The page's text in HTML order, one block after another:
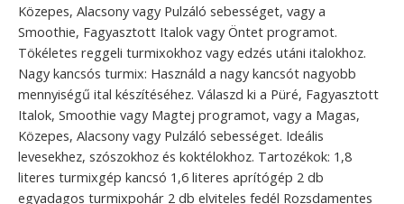
Közepes, Alacsony vagy Pulzáló sebességet, vagy a
Smoothie, Fagyasztott Italok vagy Öntet programot.
Tökéletes reggeli turmixokhoz vagy edzés utáni italokhoz.
Nagy kancsós turmix: Használd a nagy kancsót nagyobb
mennyiségű ital készítéséhez. Válaszd ki a Püré, Fagyasztott
Italok, Smoothie vagy Magtej programot, vagy a Magas,
Közepes, Alacsony vagy Pulzáló sebességet. Ideális
levesekhez, szószokhoz és koktélokhoz. Tartozékok: 1,8
literes turmixgép kancsó 1,6 literes aprítógép 2 db
egyadagos turmixpohár 2 db elviteles fedél Rozsdamentes